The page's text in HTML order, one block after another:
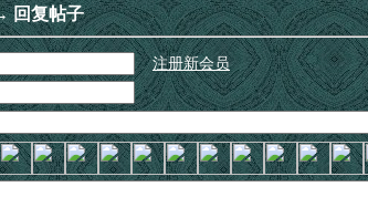
回复帖子
注册新会员